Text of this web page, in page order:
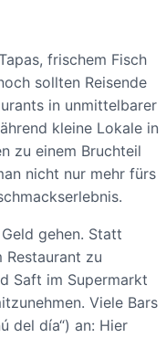
frischem Fisch
sollten Reisende
in unmittelbarer
kleine Lokale in
zu einem Bruchteil
nicht nur mehr fürs
gehen. Statt
zu
Saft im Supermarkt
Viele Bars
del día“) an: Hier